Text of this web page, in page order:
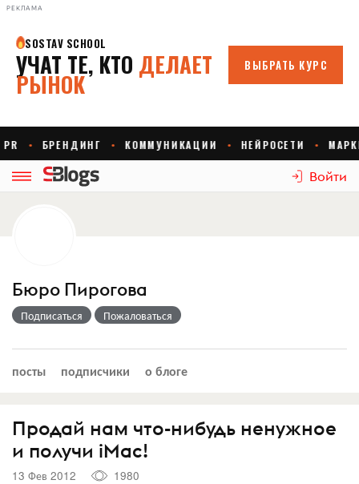
РЕКЛАМА
Войти
Бюро Пирогова
Подписаться Пожаловаться
посты подписчики о блоге
Продай нам что-нибудь ненужное
и получи iMac!
13 Фев 2012
1980